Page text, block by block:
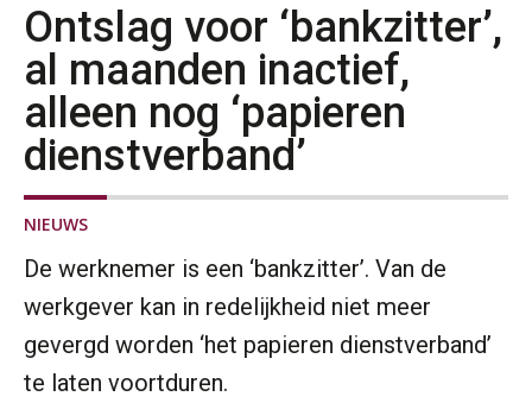
Ontslag voor ‘bankzitter’,
al maanden inactief,
alleen nog ‘papieren
dienstverband’
NIEUWS
De werknemer is een ‘bankzitter’. Van de
werkgever kan in redelijkheid niet meer
gevergd worden ‘het papieren dienstverband’
te laten voortduren.